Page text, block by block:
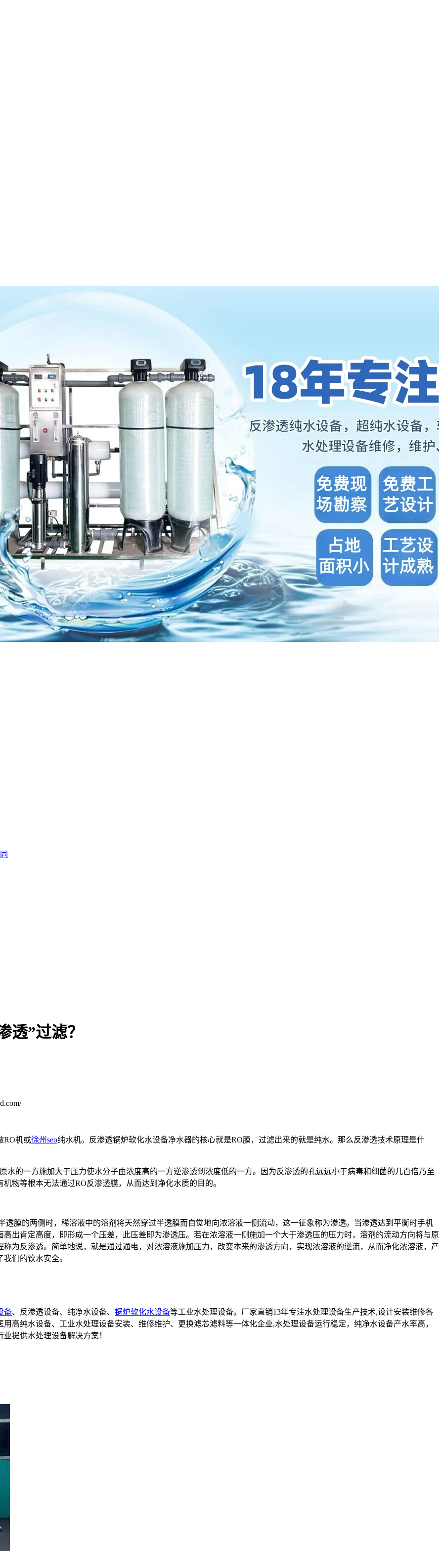
透”过滤？
RO机或徐州seo纯水机。反渗透锅炉软化水设备净水器的核心就是RO膜，过滤出来的就是纯水。那么反渗透技术原理是什
水的一方施加大于压力使水分子由浓度高的一方逆渗透到浓度低的一方。因为反渗透的孔远远小于病毒和细菌的几百倍乃至
物等根本无法通过RO反渗透膜，从而达到净化水质的目的。
膜的两侧时，稀溶液中的溶剂将天然穿过半透膜而自觉地向浓溶液一侧流动，这一征象称为渗透。当渗透达到平衡时手机
出肯定高度，即形成一个压差，此压差即为渗透压。若在浓溶液一侧施加一个大于渗透压的压力时，溶剂的流动方向将与原
为反渗透。简单地说，就是通过通电，对浓溶液施加压力，改变本来的渗透方向，实现浓溶液的逆流，从而净化浓溶液，产
们的饮水安全。
备、反渗透设备、纯净水设备、 锅炉软化水设备等工业水处理设备。厂家直销13年专注水处理设备生产技术,设计安装维修各
高纯水设备、工业水处理设备安装、维修维护、更换滤芯滤料等一体化企业,水处理设备运行稳定，纯净水设备产水率高，
提供水处理设备解决方案！